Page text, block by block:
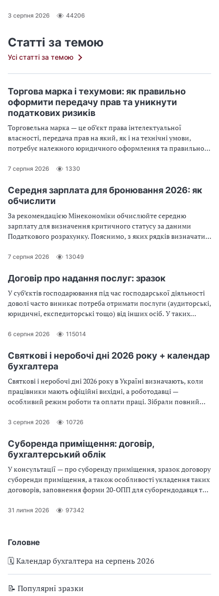
Головне
🗓️ Календар бухгалтера на серпень 2026
📝 Популярні зразки
3 серпня 2026 44206
Статті за темою
Усі статті за темою
Торгова марка і техумови: як правильно
оформити передачу прав та уникнути
податкових ризиків
Торговельна марка — це об’єкт права інтелектуальної
власності, передача прав на який, як і на технічні умови,
потребує належного юридичного оформлення та правильного
торговельної марки, особливості оформлення тимчасової
та податкові наслідки
7 серпня 2026 1330
Середня зарплата для бронювання 2026: як
обчислити
За рекомендацією Мінекономіки обчислюйте середню
зарплату для визначення критичного статусу за даними
Податкового розрахунку. Пояснимо, з яких рядків визначати
зарплата занижується
7 серпня 2026 13049
Договір про надання послуг: зразок
У суб’єктів господарювання під час господарської діяльності
доволі часто виникає потреба отримати послуги (аудиторські,
юридичні, експедиторські тощо) від інших осіб. У таких
консультації розглянемо оформлення договору про надання
6 серпня 2026 115014
Святкові і неробочі дні 2026 року + календар
бухгалтера
Святкові і неробочі дні 2026 року в Україні визначають, коли
працівники мають офіційні вихідні, а роботодавці —
особливий режим роботи та оплати праці. Зібрали повний
зручно планувати роботу, відпустки й звітність
3 серпня 2026 10726
Суборенда приміщення: договір,
бухгалтерський облік
У консультації — про суборенду приміщення, зразок договору
суборенди приміщення, а також особливості укладення таких
договорів, заповнення форми 20-ОПП для суборендодавця та
сторін
31 липня 2026 97342